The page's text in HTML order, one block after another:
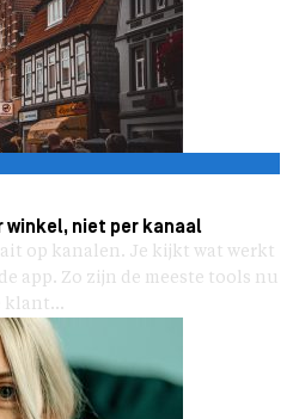
winkel, niet per kanaal
op kanalen. Je kijkt wat werkt
app. Zo zijn de meeste tools nu
klant...